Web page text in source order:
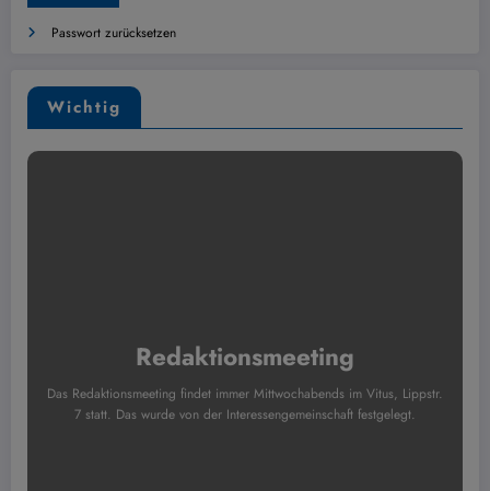
Passwort zurücksetzen
Wichtig
Redaktionsmeeting
Das Redaktionsmeeting findet immer Mittwochabends im Vitus, Lippstr.
7 statt. Das wurde von der Interessengemeinschaft festgelegt.